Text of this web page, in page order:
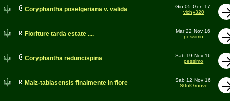
Coryphantha poselgeriana v. valida
Gio 05 Gen 17
vichy320
Fioriture tarda estate ....
Mar 22 Nov 16
pessimo
Coryphantha reduncispina
Sab 19 Nov 16
pessimo
Maiz-tablasensis finalmente in fiore
Sab 12 Nov 16
S0ulGroove